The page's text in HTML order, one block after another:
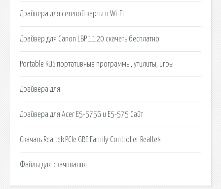
Драйвера для сетевой карты и Wi-Fi.
Драйвер для Canon LBP 1120 скачать бесплатно.
Portable RUS портативные программы, утилиты, игры
Драйвера для
Драйвера для Acer E5-575G и E5-575 Сайт
Скачать Realtek PCIe GBE Family Controller Realtek.
Файлы для скачивания.